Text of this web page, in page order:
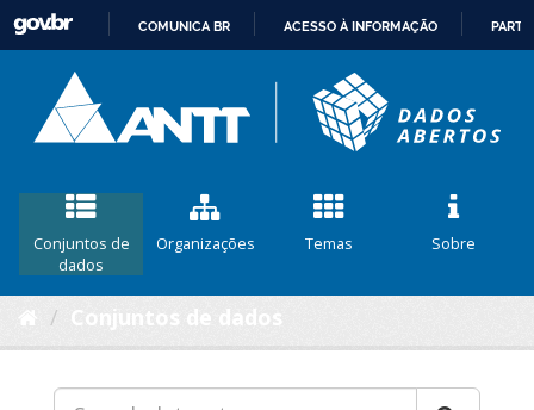
CONTEÚDO
COMUNICA BR ACESSO À INFORMAÇÃO
Conjuntos de
dados
Organizações Temas Sobre